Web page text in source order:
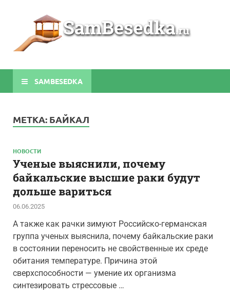
SAMBESEDKA
МЕТКА: БАЙКАЛ
НОВОСТИ
Ученые выяснили, почему
байкальские высшие раки будут
дольше вариться
06.06.2025
А также как рачки зимуют Российско-германская
группа ученых выяснила, почему байкальские раки
в состоянии переносить не свойственные их среде
обитания температуре. Причина этой
сверхспособности — умение их организма
синтезировать стрессовые …